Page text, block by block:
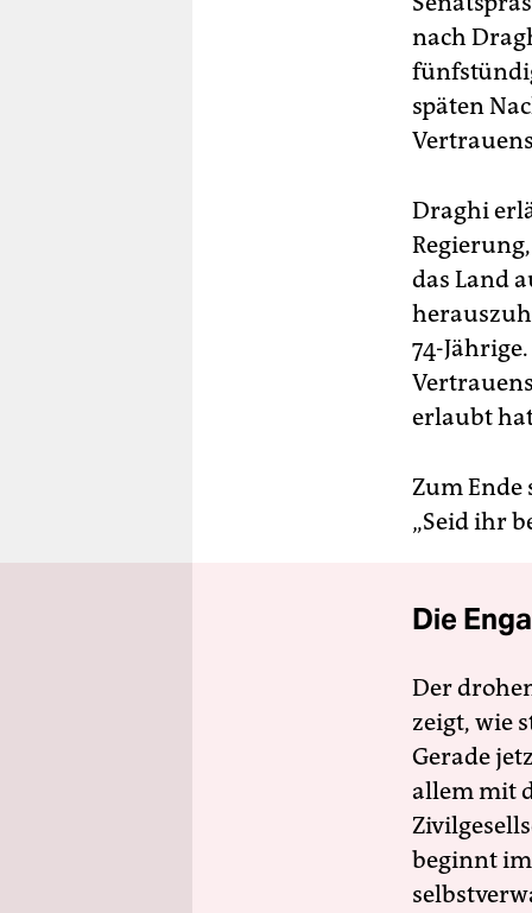
nach
späten
Draghi
das Land
74-
erlaubt
Zum Ende
„Seid ihr
Die
Der
zeigt, wie
Gerade
allem mit
beginnt